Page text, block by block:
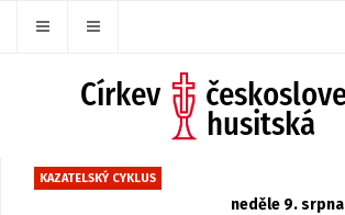
KAZATELSKÝ CYKLUS
neděle 9. srpna